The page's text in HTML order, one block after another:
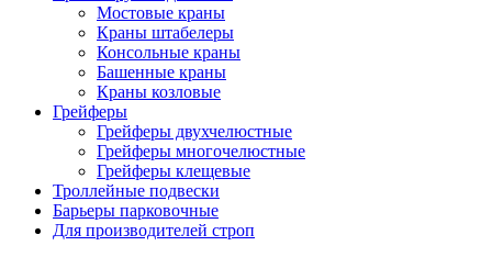
Мостовые краны
Краны штабелеры
Консольные краны
Башенные краны
Краны козловые
Грейферы
Грейферы двухчелюстные
Грейферы многочелюстные
Грейферы клещевые
Троллейные подвески
Барьеры парковочные
Для производителей строп